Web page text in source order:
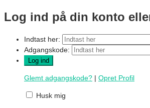
Log ind på din konto
Indtast her:
Adgangskode:
Glemt adgangskode? | Opret Profil
Husk mig